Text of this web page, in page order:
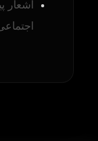
اشعار